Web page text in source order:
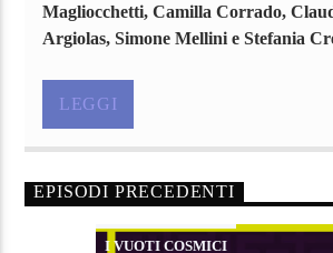
Magliocchetti, Camilla Corrado,
Argiolas, Simone Mellini e Stefania
LEGGI
EPISODI PRECEDENTI
I VUOTI COSMICI